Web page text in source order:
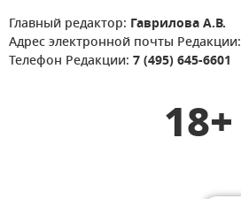
Главный редактор: Гаврилова А.В.
Адрес электронной почты Редакции:
Телефон Редакции: 7 (495) 645-6601
18+